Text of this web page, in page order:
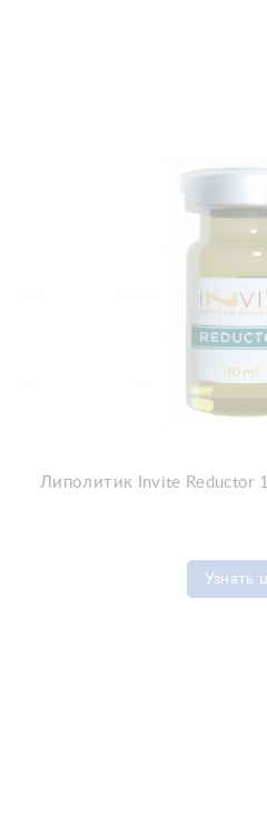
Липолитик Invite Reductor
Узнать